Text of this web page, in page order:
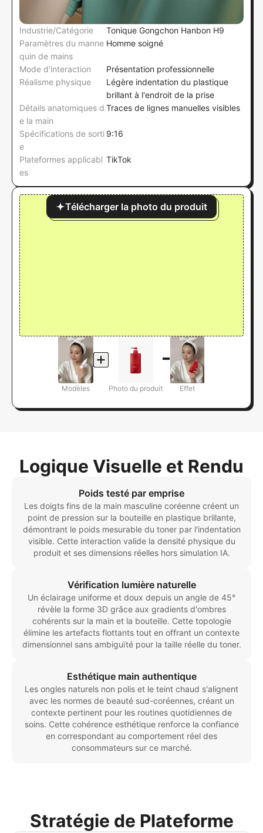
Industrie/Catégorie
Tonique Gongchon Hanbon H9
Paramètres du manne
quin de mains
Homme soigné
Mode d'interaction
Présentation professionnelle
Réalisme physique
Légère indentation du plastique
brillant à l'endroit de la prise
Détails anatomiques d
e la main
Traces de lignes manuelles visibles
Spécifications de sorti
e
9:16
Plateformes applicabl
es
TikTok
Télécharger la photo du produit
Modèles Photo du produit Effet
Logique Visuelle et Rendu
Poids testé par emprise
Les doigts fins de la main masculine coréenne créent un
point de pression sur la bouteille en plastique brillante,
démontrant le poids mesurable du toner par l'indentation
visible. Cette interaction valide la densité physique du
produit et ses dimensions réelles hors simulation IA.
Vérification lumière naturelle
Un éclairage uniforme et doux depuis un angle de 45°
révèle la forme 3D grâce aux gradients d'ombres
cohérents sur la main et la bouteille. Cette topologie
élimine les artefacts flottants tout en offrant un contexte
dimensionnel sans ambiguïté pour la taille réelle du toner.
Esthétique main authentique
Les ongles naturels non polis et le teint chaud s'alignent
avec les normes de beauté sud-coréennes, créant un
contexte pertinent pour les routines quotidiennes de
soins. Cette cohérence esthétique renforce la confiance
en correspondant au comportement réel des
consommateurs sur ce marché.
Stratégie de Plateforme